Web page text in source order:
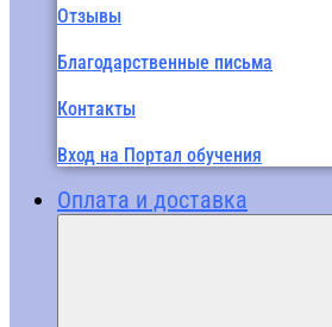
Отзывы
Благодарственные письма
Контакты
Вход на Портал обучения
Оплата и доставка